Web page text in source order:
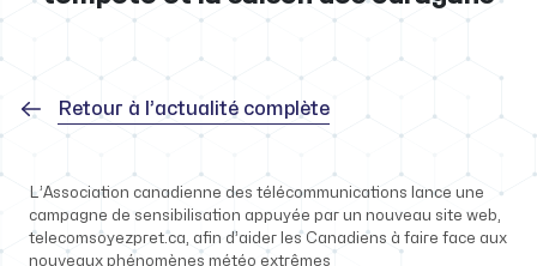
Retour à l’actualité complète
L’Association canadienne des télécommunications lance une
campagne de sensibilisation appuyée par un nouveau site web,
telecomsoyezpret.ca, afin d’aider les Canadiens à faire face aux
nouveaux phénomènes météo extrêmes